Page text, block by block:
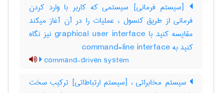
[سیستم فرمانی] سیستمی که کاربر با وارد کردن
فرمانی از طریق کنسول ، عملیات را در آن آغاز میکند
مقایسه کنید با ‎graphical user interface نیز نگاه
کنید به ‎ command-line interface
command-driven system
سیستم مخابراتی ، [سیستم ارتباطاتی] ترکیب سخت